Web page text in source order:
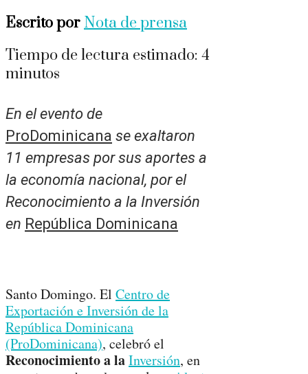
Escrito por Nota de prensa
Tiempo de lectura estimado: 4
minutos
En el evento de
ProDominicana se exaltaron
11 empresas por sus aportes a
la economía nacional, por el
Reconocimiento a la Inversión
en República Dominicana
Santo Domingo. El Centro de
Exportación e Inversión de la
República Dominicana
(ProDominicana), celebró el
Reconocimiento a laInversión, en